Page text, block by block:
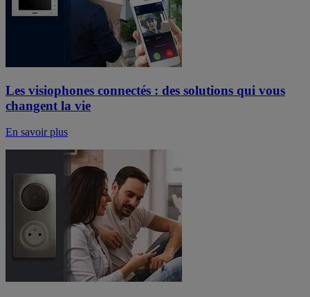
Les visiophones connectés : des solutions qui vous
changent la vie
En savoir plus